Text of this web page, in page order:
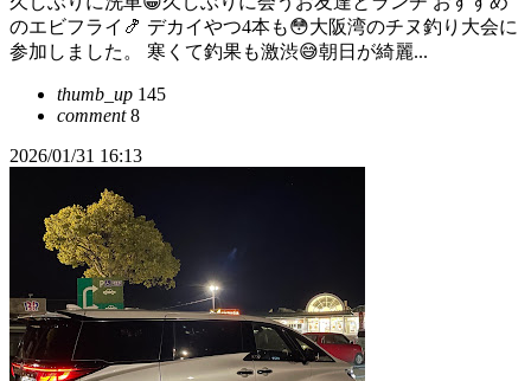
のエビフライ🍤 デカイやつ4本も😳大阪湾のチヌ釣り大会に
参加しました。 寒くて釣果も激渋😅朝日が綺麗...
thumb_up 145
comment8
2026/01/31 16:13